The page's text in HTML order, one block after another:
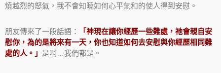
燒越烈的怒氣，我不會知曉如何心平氣和的使人得到安慰。
朋友傳來了一段話語：
「神現在讓你經歷一些難處，祂會親自安
慰你，為的是將來有一天，你也知道如何去安慰與你經歷相同難
處的人。」 是啊…我們都是。